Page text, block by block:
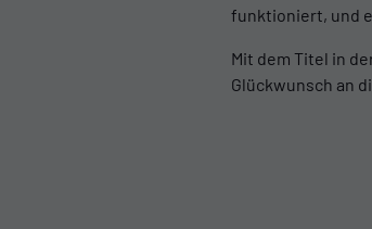
funktioniert, und
Mit dem Titel in
Glückwunsch an